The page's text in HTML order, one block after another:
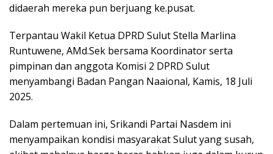
didaerah mereka pun berjuang ke.pusat.
Terpantau Wakil Ketua DPRD Sulut Stella Marlina
Runtuwene, AMd.Sek bersama Koordinator serta
pimpinan dan anggota Komisi 2 DPRD Sulut
menyambangi Badan Pangan Naaional, Kamis, 18 Juli
2025.
Dalam pertemuan ini, Srikandi Partai Nasdem ini
menyampaikan kondisi masyarakat Sulut yang susah,